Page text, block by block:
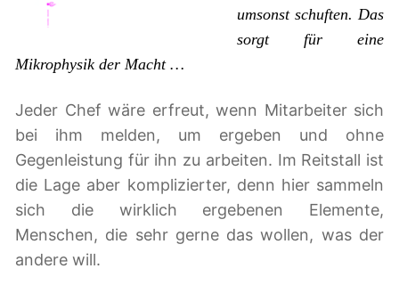
umsonst schuften. Das
sorgt für eine
Mikrophysik der Macht …
Jeder Chef wäre erfreut, wenn Mitarbeiter sich
bei ihm melden, um ergeben und ohne
Gegenleistung für ihn zu arbeiten. Im Reitstall ist
die Lage aber komplizierter, denn hier sammeln
sich die wirklich ergebenen Elemente,
Menschen, die sehr gerne das wollen, was der
andere will.